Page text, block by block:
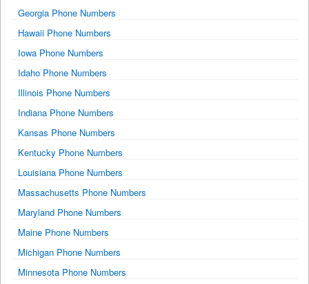
Georgia Phone Numbers
Hawaii Phone Numbers
Iowa Phone Numbers
Idaho Phone Numbers
Illinois Phone Numbers
Indiana Phone Numbers
Kansas Phone Numbers
Kentucky Phone Numbers
Louisiana Phone Numbers
Massachusetts Phone Numbers
Maryland Phone Numbers
Maine Phone Numbers
Michigan Phone Numbers
Minnesota Phone Numbers